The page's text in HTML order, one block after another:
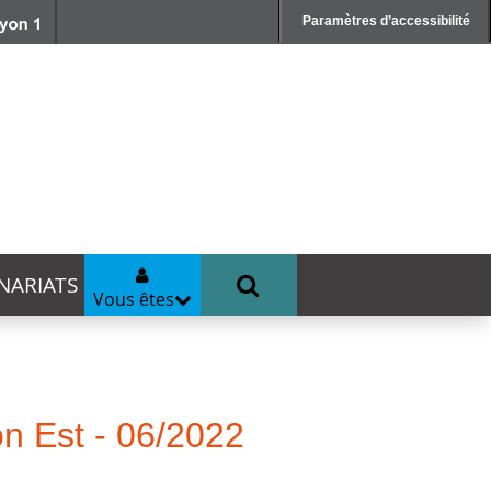
Paramètres d’accessibilité
Vous êtes
Est - 06/2022